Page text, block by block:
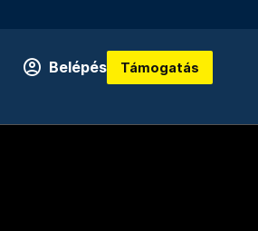
Belépés Támogatás